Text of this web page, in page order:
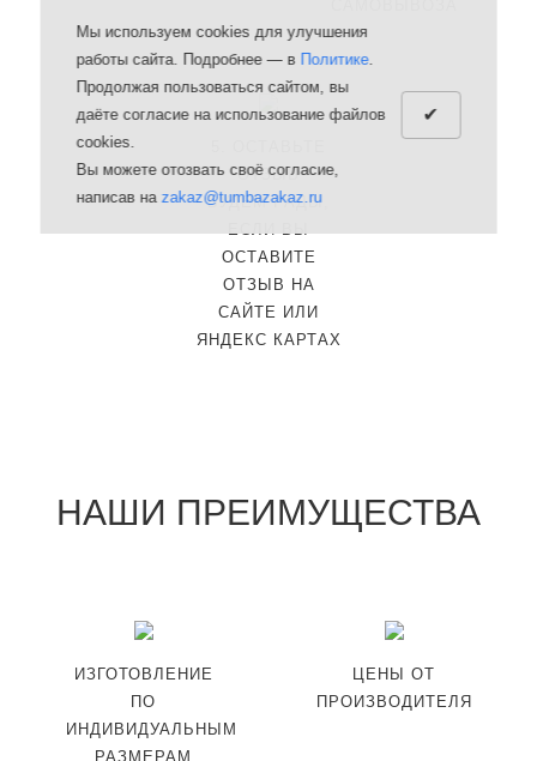
ОТЗЫВ
БУДЕМ РАДЫ,
ЕСЛИ ВЫ
ОСТАВИТЕ
ОТЗЫВ НА
САЙТЕ ИЛИ
ЯНДЕКС КАРТАХ
НАШИ ПРЕИМУЩЕСТВА
ИЗГОТОВЛЕНИЕ
ПО
ИНДИВИДУАЛЬНЫМ
РАЗМЕРАМ
ЦЕНЫ ОТ
ПРОИЗВОДИТЕЛЯ
Мы используем cookies для улучшения
работы сайта. Подробнее — в Политике.
Продолжая пользоваться сайтом, вы
даёте согласие на использование файлов
cookies.
Вы можете отозвать своё согласие,
написав наzakaz@tumbazakaz.ru
✔